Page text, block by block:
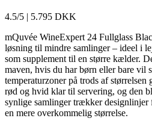
4.5/5 | 5.795 DKK
mQuvée WineExpert 24 Fullglass
løsning til mindre samlinger – ideel i
som supplement til en større kælder.
maven, hvis du har børn eller bare vil
temperaturzoner på trods af størrelsen
rød og hvid klar til servering, og den
synlige samlinger trækker designlinjer
en mere overkommelig størrelse.